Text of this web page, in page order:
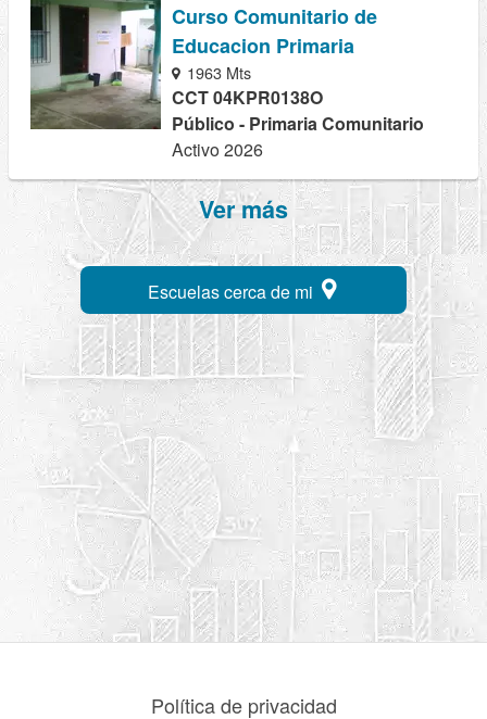
Curso Comunitario de
Educacion Primaria
1963 Mts
CCT 04KPR0138O
Público - Primaria Comunitario
Activo 2026
Ver más
Escuelas cerca de mi
Política de privacidad